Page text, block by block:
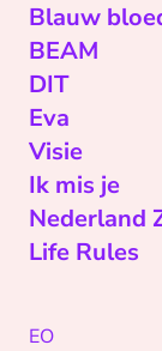
Blauw
BEAM
DIT
Eva
Visie
Ik mis je
Nederland
Life Rules
EO